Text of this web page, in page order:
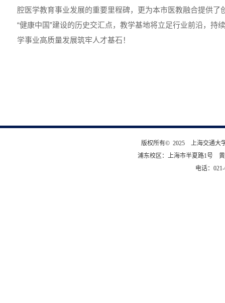
版权所有© 2025 上海交通大
浦东校区：上海市半夏路1号
电话：
腔医学教育事业发展的重要里程碑，更为本市医教融合提供了
“健康中国”建设的历史交汇点，教学基地将立足行业前沿，持
学事业高质量发展筑牢人才基石！